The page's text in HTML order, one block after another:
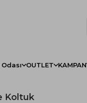
OUTLET
Koltuk